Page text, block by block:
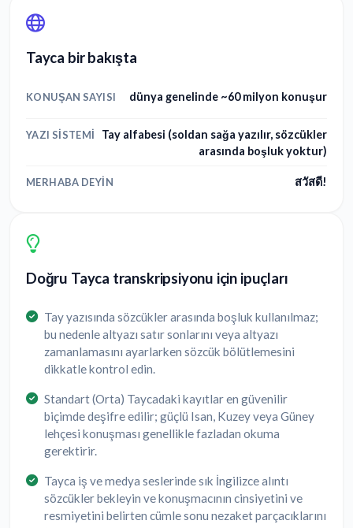
Tayca bir bakışta
KONUŞAN SAYISI dünya genelinde ~60 milyon konuşur
YAZI SISTEMI
Tay alfabesi (soldan sağa yazılır, sözcükler
arasında boşluk yoktur)
MERHABA DEYIN สวัสดี!
Doğru Tayca transkripsiyonu için ipuçları
Tay yazısında sözcükler arasında boşluk kullanılmaz;
bu nedenle altyazı satır sonlarını veya altyazı
zamanlamasını ayarlarken sözcük bölütlemesini
dikkatle kontrol edin.
Standart (Orta) Taycadaki kayıtlar en güvenilir
biçimde deşifre edilir; güçlü Isan, Kuzey veya Güney
lehçesi konuşması genellikle fazladan okuma
gerektirir.
Tayca iş ve medya seslerinde sık İngilizce alıntı
sözcükler bekleyin ve konuşmacının cinsiyetini ve
resmiyetini belirten cümle sonu nezaket parçacıklarını